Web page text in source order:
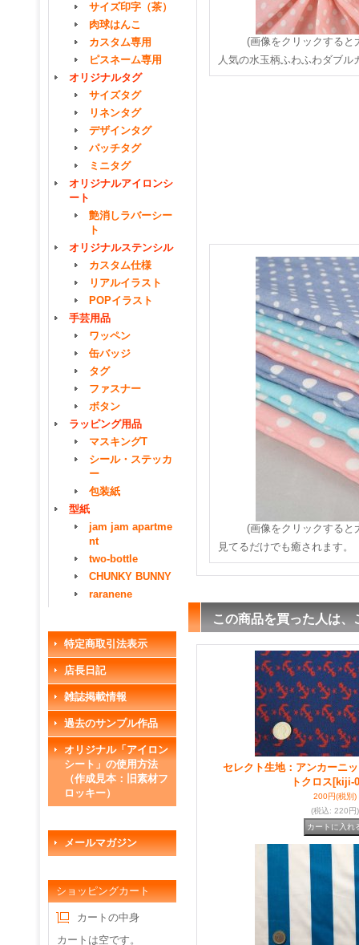
サイズ印字（茶）
肉球はんこ
カスタム専用
ピスネーム専用
オリジナルタグ
サイズタグ
リネンタグ
デザインタグ
パッチタグ
ミニタグ
オリジナルアイロンシ
ート
艶消しラバーシー
ト
オリジナルステンシル
カスタム仕様
リアルイラスト
POPイラスト
手芸用品
ワッペン
缶バッジ
タグ
ファスナー
ボタン
ラッピング用品
マスキングT
シール・ステッカ
ー
包装紙
型紙
jam jam apartme
nt
two-bottle
CHUNKY BUNNY
raranene
特定商取引法表示
店長日記
雑誌掲載情報
過去のサンプル作品
オリジナル「アイロン
シート」の使用方法
（作成見本：旧素材フ
ロッキー）
メールマガジン
ショッピングカート
カートの中身
カートは空です。
(画像をクリックすると
人気の水玉柄ふわふわダブル
(画像をクリックすると
見てるだけでも癒されます。
この商品を買った人は
セレクト生地：アンカーニ
トクロス [kiji-
200円(税別)
(税込: 220円)